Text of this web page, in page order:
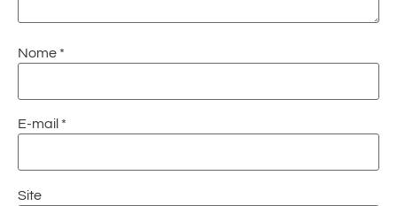
Nome *
E-mail *
Site